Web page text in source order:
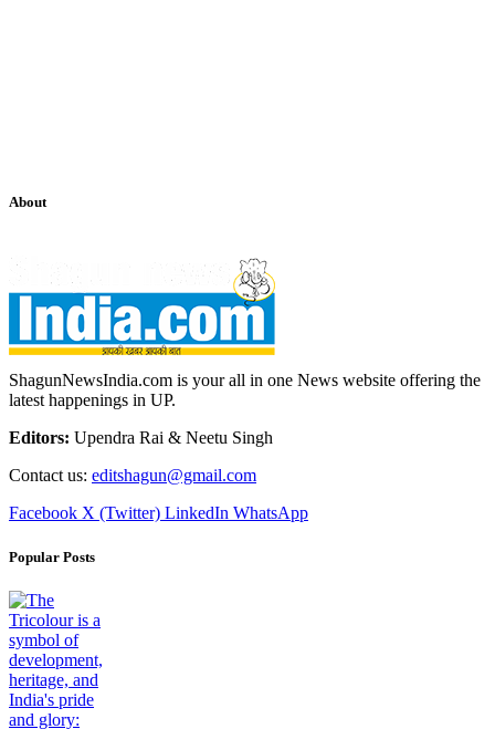
About
ShagunNewsIndia.com is your all in one News website offering the
latest happenings in UP.
Editors: Upendra Rai & Neetu Singh
Contact us: editshagun@gmail.com
Facebook X (Twitter) LinkedIn WhatsApp
Popular Posts